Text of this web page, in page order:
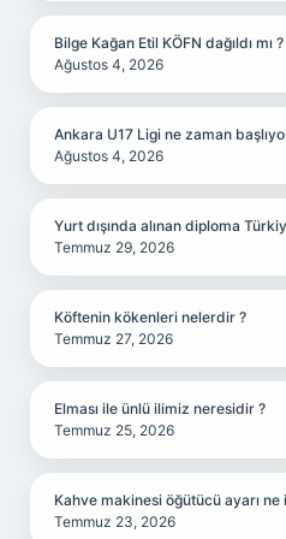
Bilge Kağan Etil KÖFN dağıldı mı ?
Ağustos 4, 2026
Ankara U17 Ligi ne zaman
Ağustos 4, 2026
Yurt dışında alınan diploma
Temmuz 29, 2026
Köftenin kökenleri nelerdir ?
Temmuz 27, 2026
Elması ile ünlü ilimiz neresidir ?
Temmuz 25, 2026
Kahve makinesi öğütücü ayarı ne
Temmuz 23, 2026